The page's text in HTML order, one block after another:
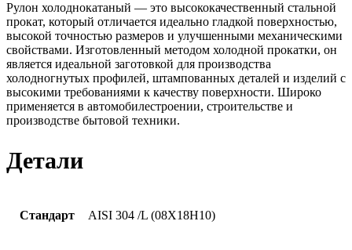
Рулон холоднокатаный — это высококачественный стальной
прокат, который отличается идеально гладкой поверхностью,
высокой точностью размеров и улучшенными механическими
свойствами. Изготовленный методом холодной прокатки, он
является идеальной заготовкой для производства
холодногнутых профилей, штампованных деталей и изделий с
высокими требованиями к качеству поверхности. Широко
применяется в автомобилестроении, строительстве и
производстве бытовой техники.
Детали
Стандарт AISI 304 /L (08Х18Н10)